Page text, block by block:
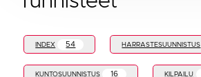
INDEX 54 HARRASTESUUNNISTUS
KUNTOSUUNNISTUS 16 KILPAILU